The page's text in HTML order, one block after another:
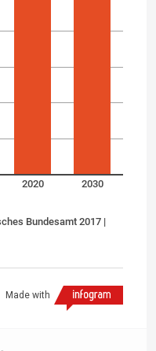
2020 2030
Bundesamt 2017 |
Made with